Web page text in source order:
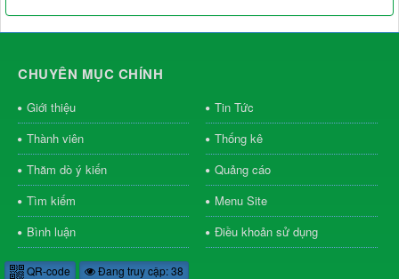
CHUYÊN MỤC CHÍNH
Giới thiệu
Tin Tức
Thành viên
Thống kê
Thăm dò ý kiến
Quảng cáo
Tìm kiếm
Menu Site
Bình luận
Điều khoản sử dụng
QR-code Đang truy cập: 38